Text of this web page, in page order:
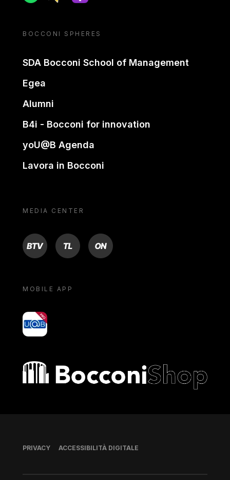
BOCCONI SPHERES
SDA Bocconi School of Management
Egea
Alumni
B4i - Bocconi for innovation
yoU@B Agenda
Lavora in Bocconi
MEDIA CENTER
BTV TL ON
MOBILE APP
yoU@B
Bocconi shop
Piè di pagina
PRIVACY ACCESSIBILITÀ DIGITALE